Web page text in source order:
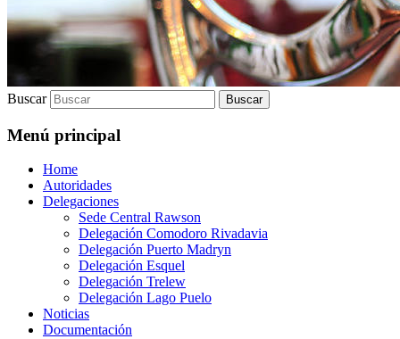
Buscar
Menú principal
Home
Autoridades
Delegaciones
Sede Central Rawson
Delegación Comodoro Rivadavia
Delegación Puerto Madryn
Delegación Esquel
Delegación Trelew
Delegación Lago Puelo
Noticias
Documentación